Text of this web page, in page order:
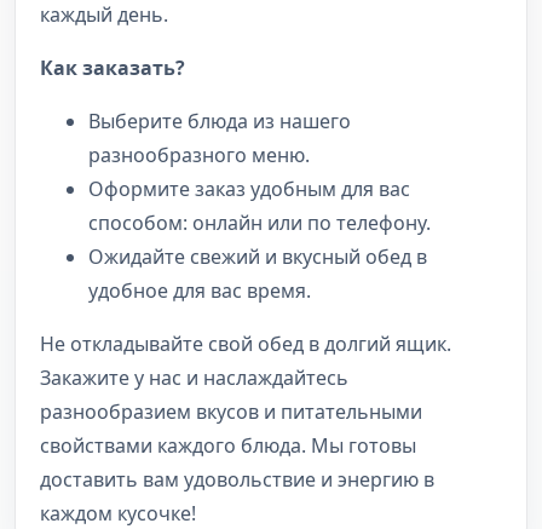
каждый день.
Как заказать?
Выберите блюда из нашего
разнообразного меню.
Оформите заказ удобным для вас
способом: онлайн или по телефону.
Ожидайте свежий и вкусный обед в
удобное для вас время.
Не откладывайте свой обед в долгий ящик.
Закажите у нас и наслаждайтесь
разнообразием вкусов и питательными
свойствами каждого блюда. Мы готовы
доставить вам удовольствие и энергию в
каждом кусочке!